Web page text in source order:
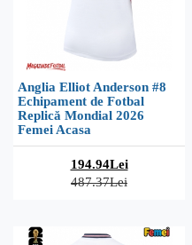
Anglia Elliot Anderson #8
Echipament de Fotbal
Replică Mondial 2026
Femei Acasa
194.94Lei
487.37Lei